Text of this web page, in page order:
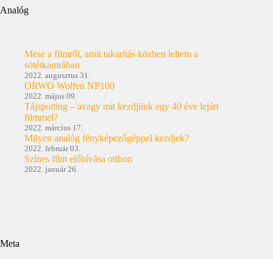
Analóg
Mese a filmről, amit takarítás közben leltem a
sötétkamrában
2022. augusztus 31.
ORWO Wolfen NP100
2022. május 09.
Tájspotting – avagy mit kezdjünk egy 40 éve lejárt
filmmel?
2022. március 17.
Milyen analóg fényképezőgéppel kezdjek?
2022. február 03.
Színes film előhívása otthon
2022. január 26.
Meta